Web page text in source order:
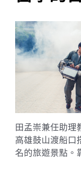
田孟崇兼任助理
高雄鼓山渡船口
名的旅遊景點。